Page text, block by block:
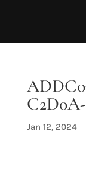
Jan 12, 2024